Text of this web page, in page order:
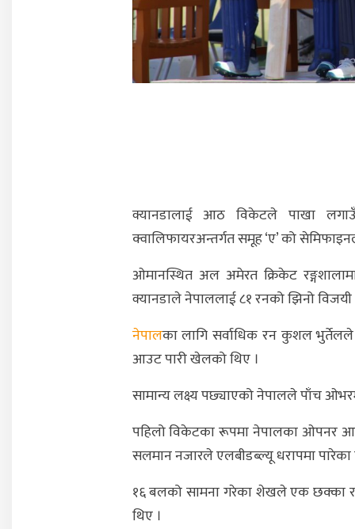
क्यानडालाई आठ विकेटले पाखा
क्वालिफायरअन्तर्गत समूह ‘ए’ को
ओमानस्थित अल अमेरत क्रिकेट
क्यानडाले नेपाललाई ८१ रनको झिनो विजयी
नेपालका लागि सर्वाधिक रन कुशल
आउट पारी खेलको थिए ।
सामान्य लक्ष्य पछ्याएको नेपालले पाँच
पहिलो विकेटका रूपमा नेपालका
सलमान नजारले एलबीडब्ल्यू धरापमा पारेका
१६ बलको सामना गरेका शेखले एक छक्का
थिए ।